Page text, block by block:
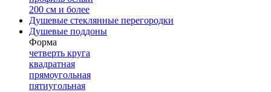
200 см и более
Душевые стеклянные перегородки
Душевые поддоны
Форма
четверть круга
квадратная
прямоугольная
пятиугольная